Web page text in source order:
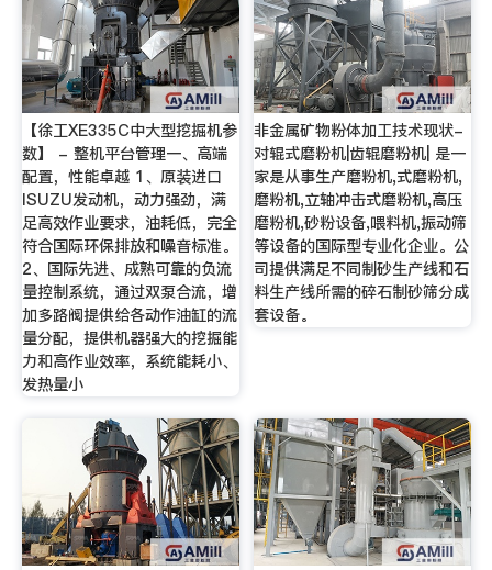
【徐工XE335C中大型挖掘机参
数】 - 整机平台管理一、高端
配置，性能卓越 1、原装进口
ISUZU发动机，动力强劲，满
足高效作业要求，油耗低，完全
符合国际环保排放和噪音标准。
2、国际先进、成熟可靠的负流
量控制系统，通过双泵合流，增
加多路阀提供给各动作油缸的流
量分配，提供机器强大的挖掘能
力和高作业效率，系统能耗小、
发热量小
非金属矿物粉体加工技术现状-
对辊式磨粉机|齿辊磨粉机| 是一
家是从事生产磨粉机,式磨粉机,
磨粉机,立轴冲击式磨粉机,高压
磨粉机,砂粉设备,喂料机,振动筛
等设备的国际型专业化企业。公
司提供满足不同制砂生产线和石
料生产线所需的碎石制砂筛分成
套设备。